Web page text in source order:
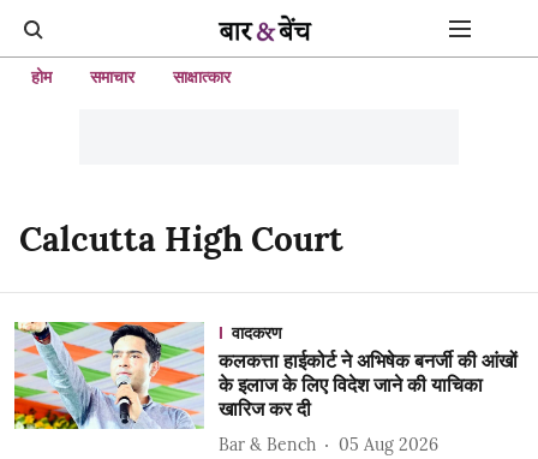
होम समाचार साक्षात्कार
Calcutta High Court
वादकरण
कलकत्ता हाईकोर्ट ने अभिषेक बनर्जी की आंखों
के इलाज के लिए विदेश जाने की याचिका
खारिज कर दी
Bar & Bench
05 Aug 2026